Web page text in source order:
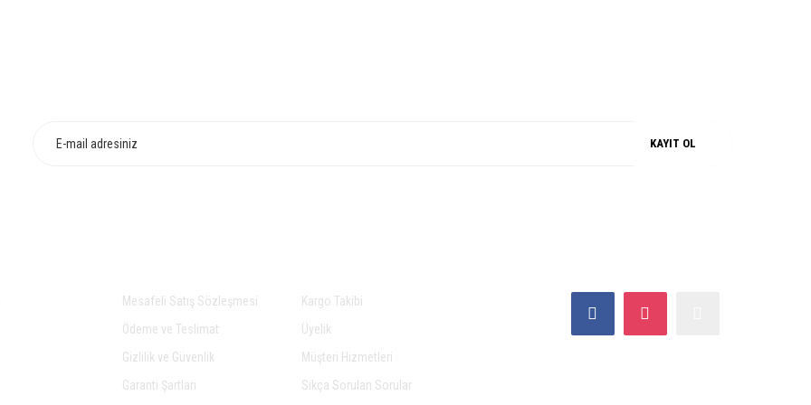
KAYIT OL
Mesafeli Satış Sözleşmesi
Ödeme ve Teslimat
Gizlilik ve Güvenlik
Garanti Şartları
Kargo Takibi
Üyelik
Müşteri Hizmetleri
Sıkça Sorulan Sorular